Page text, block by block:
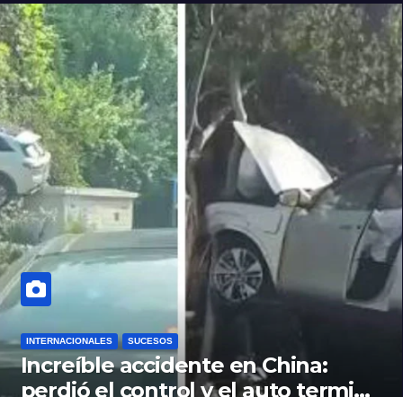
INTERNACIONALES SUCESOS
Increíble accidente en China:
perdió el control y el auto terminó